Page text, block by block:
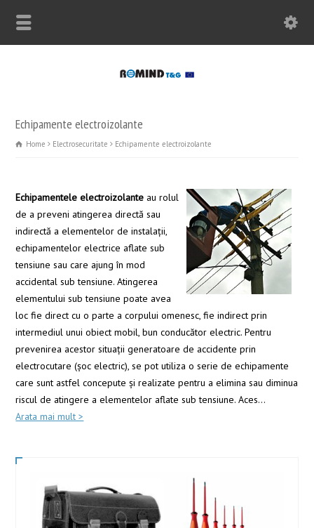
Echipamente electroizolante
Home Electrosecuritate Echipamente electroizolante
Echipamentele electroizolante au rolul
de a preveni atingerea directă sau
indirectă a elementelor de instalaţii,
echipamentelor electrice aflate sub
tensiune sau care ajung în mod
accidental sub tensiune. Atingerea
elementului sub tensiune poate avea
loc fie direct cu o parte a corpului omenesc, fie indirect prin
intermediul unui obiect mobil, bun conducător electric. Pentru
prevenirea acestor situaţii generatoare de accidente prin
electrocutare (şoc electric), se pot utiliza o serie de echipamente
care sunt astfel concepute şi realizate pentru a elimina sau diminua
riscul de atingere a elementelor aflate sub tensiune. Aces...
Arata mai mult >